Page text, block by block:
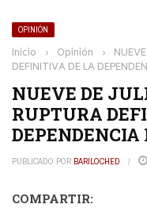
OPINIÓN
Inicio › Opinión ›
DEFINITIVA DE LA
NUEVE DE
RUPTURA
PUBLICADO POR BARILOCHED
COMPARTIR: